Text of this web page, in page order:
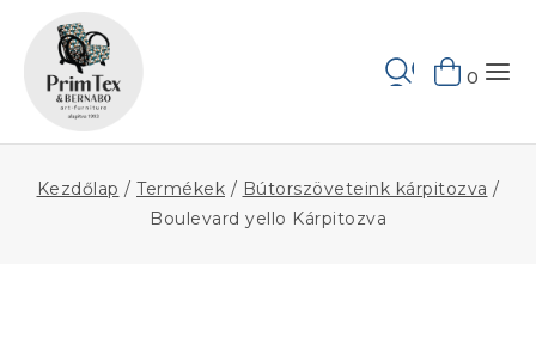
content
0
Kezdőlap / Termékek / Bútorszöveteink kárpitozva /
Boulevard yello Kárpitozva